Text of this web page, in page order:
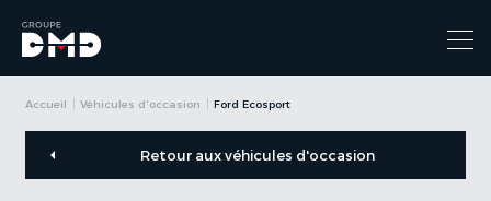
Accueil Véhicules d'occasion Ford Ecosport
Retour aux véhicules d'occasion